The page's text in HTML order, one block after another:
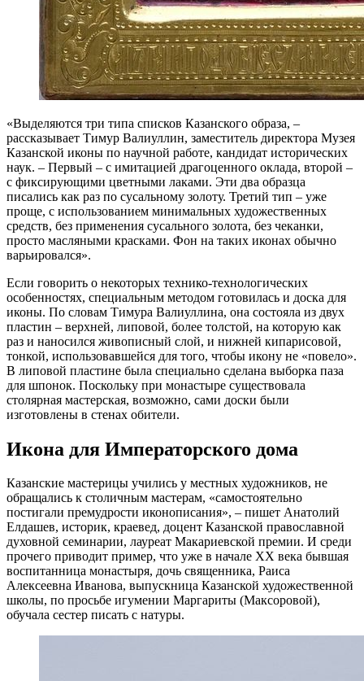
«Выделяются три типа списков Казанского образа, –
рассказывает Тимур Валиуллин, заместитель директора Музея
Казанской иконы по научной работе, кандидат исторических
наук. – Первый – с имитацией драгоценного оклада, второй –
с фиксирующими цветными лаками. Эти два образца
писались как раз по сусальному золоту. Третий тип – уже
проще, с использованием минимальных художественных
средств, без применения сусального золота, без чеканки,
просто масляными красками. Фон на таких иконах обычно
варьировался».
Если говорить о некоторых технико-технологических
особенностях, специальным методом готовилась и доска для
иконы. По словам Тимура Валиуллина, она состояла из двух
пластин – верхней, липовой, более толстой, на которую как
раз и наносился живописный слой, и нижней кипарисовой,
тонкой, использовавшейся для того, чтобы икону не «повело».
В липовой пластине была специально сделана выборка паза
для шпонок. Поскольку при монастыре существовала
столярная мастерская, возможно, сами доски были
изготовлены в стенах обители.
Икона для Императорского дома
Казанские мастерицы учились у местных художников, не
обращались к столичным мастерам, «самостоятельно
постигали премудрости иконописания», – пишет Анатолий
Елдашев, историк, краевед, доцент Казанской православной
духовной семинарии, лауреат Макариевской премии. И среди
прочего приводит пример, что уже в начале ХХ века бывшая
воспитанница монастыря, дочь священника, Раиса
Алексеевна Иванова, выпускница Казанской художественной
школы, по просьбе игумении Маргариты (Максоровой),
обучала сестер писать с натуры.